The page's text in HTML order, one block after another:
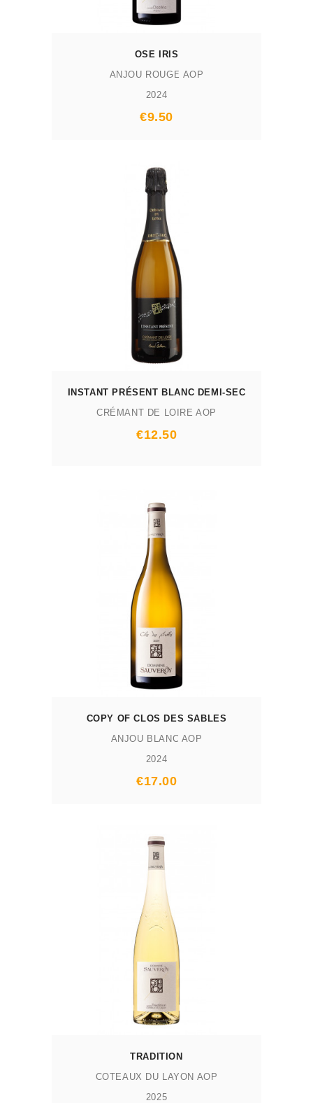
OSE IRIS
ANJOU ROUGE AOP
2024
Prix
€9.50
INSTANT PRÉSENT BLANC DEMI-SEC
CRÉMANT DE LOIRE AOP
Prix
€12.50
COPY OF CLOS DES SABLES
ANJOU BLANC AOP
2024
Prix
€17.00
TRADITION
COTEAUX DU LAYON AOP
2025